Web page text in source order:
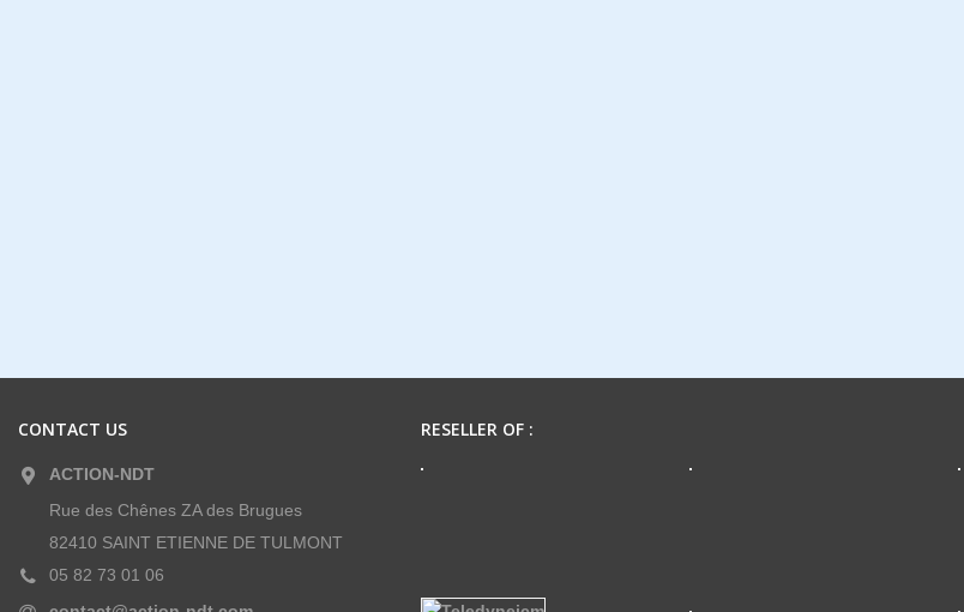
CONTACT US
ACTION-NDT
Rue des Chênes ZA des Brugues
82410 SAINT ETIENNE DE TULMONT
05 82 73 01 06
RESELLER OF :